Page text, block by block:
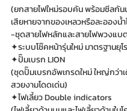
(ยกสายไฟใหม่รอบคัน พร้อมซีลกั
เสียหายจากของเหลวหรือละอองน้
-ชุดสายไฟหลักและสายไฟพวงแบ
✦ระบบโช๊คหน้ารุ่นใหม่ มาตรฐานยุโ
✦ปั๊มเบรก LION
(ชุดปั๊มเบรกอัพเกรดใหม่ ใหญ่กว่า
สวยงามโดดเด่น)
✦ไฟเลี้ยว Double indicators